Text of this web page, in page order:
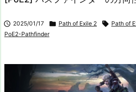
 2025/01/17  Path of Exile 2  Path of
PoE2-Pathfinder